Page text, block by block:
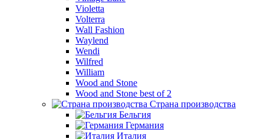
Violetta
Volterra
Wall Fashion
Waylend
Wendi
Wilfred
William
Wood and Stone
Wood and Stone best of 2
Страна производства
Бельгия
Германия
Италия